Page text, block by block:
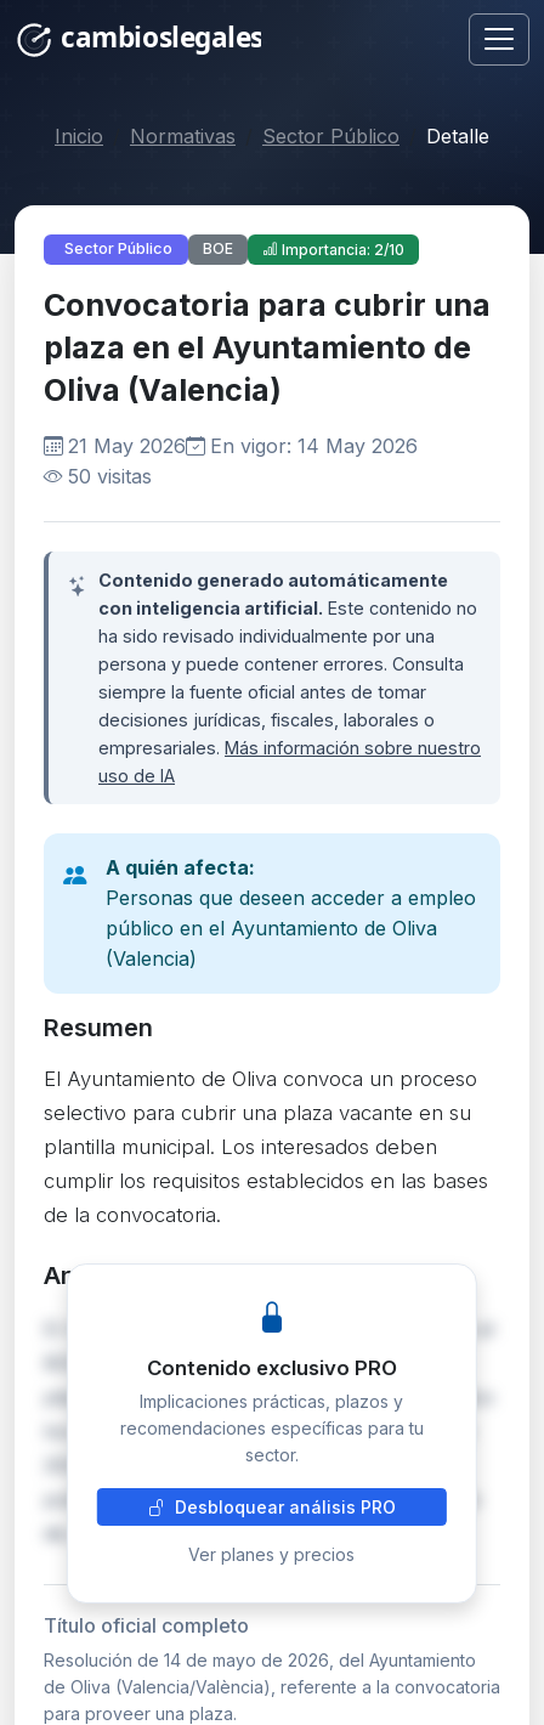
Inicio Normativas Sector Público Detalle
Sector Público BOE Importancia: 2/10
Convocatoria para cubrir una
plaza en el Ayuntamiento de
Oliva (Valencia)
21 May 2026
En vigor: 14 May 2026
50 visitas
Contenido generado automáticamente
con inteligencia artificial. Este contenido no
ha sido revisado individualmente por una
persona y puede contener errores. Consulta
siempre la fuente oficial antes de tomar
decisiones jurídicas, fiscales, laborales o
empresariales. Más información sobre nuestro
uso de IA
A quién afecta:
Personas que deseen acceder a empleo
público en el Ayuntamiento de Oliva
(Valencia)
Resumen
El Ayuntamiento de Oliva convoca un proceso
selectivo para cubrir una plaza vacante en su
plantilla municipal. Los interesados deben
cumplir los requisitos establecidos en las bases
de la convocatoria.
Análisis detallado
El Ayuntamiento de Oliva (Valencia) publica en el
BOE la convocatoria oficial para proveer una
plaza dentro de su estructura de empleo público
local. La resolución, fechada el 14 de mayo de
2026, inicia el proceso selectivo con la
publicación de las bases reguladoras y el plazo
de presentación de solicitudes. Los aspir…
Contenido exclusivo PRO
Implicaciones prácticas, plazos y
recomendaciones específicas para tu
sector.
Desbloquear análisis PRO
Ver planes y precios
Título oficial completo
Resolución de 14 de mayo de 2026, del Ayuntamiento
de Oliva (Valencia/València), referente a la convocatoria
para proveer una plaza.